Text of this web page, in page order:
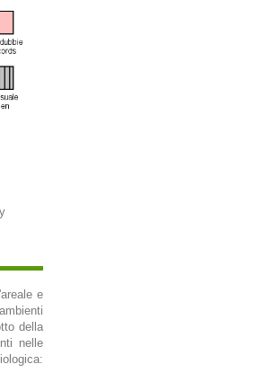
e
della
nelle